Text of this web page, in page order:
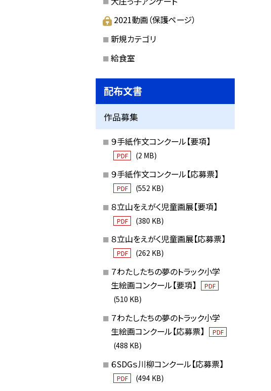
2021動画（保護ページ）
新規カテゴリ
給食室
配布文書
作品募集
９手紙作文コンクール【要項】
PDF (2 MB)
９手紙作文コンクール【応募票】
PDF (552 KB)
８立山をえがく児童画展【要項】
PDF (380 KB)
８立山をえがく児童画展【応募票】
PDF (262 KB)
７わたしたちの夢のトラック小学
生絵画コンクール【要項】
PDF
(510 KB)
７わたしたちの夢のトラック小学
生絵画コンクール【応募票】
PDF
(488 KB)
６SDGｓ川柳コンクール【応募票】
PDF (494 KB)